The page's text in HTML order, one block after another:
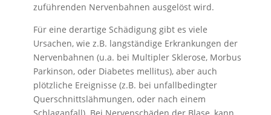
zuführenden Nervenbahnen ausgelöst wird.
Für eine derartige Schädigung gibt es viele
Ursachen, wie z.B. langständige Erkrankungen der
Nervenbahnen (u.a. bei Multipler Sklerose, Morbus
Parkinson, oder Diabetes mellitus), aber auch
plötzliche Ereignisse (z.B. bei unfallbedingter
Querschnittslähmungen, oder nach einem